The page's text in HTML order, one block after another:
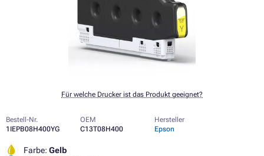
Für welche Drucker ist das Produkt geeignet?
Bestell-Nr.
1IEPB08H400YG
OEM
C13T08H400
Hersteller
Epson
Farbe: Gelb